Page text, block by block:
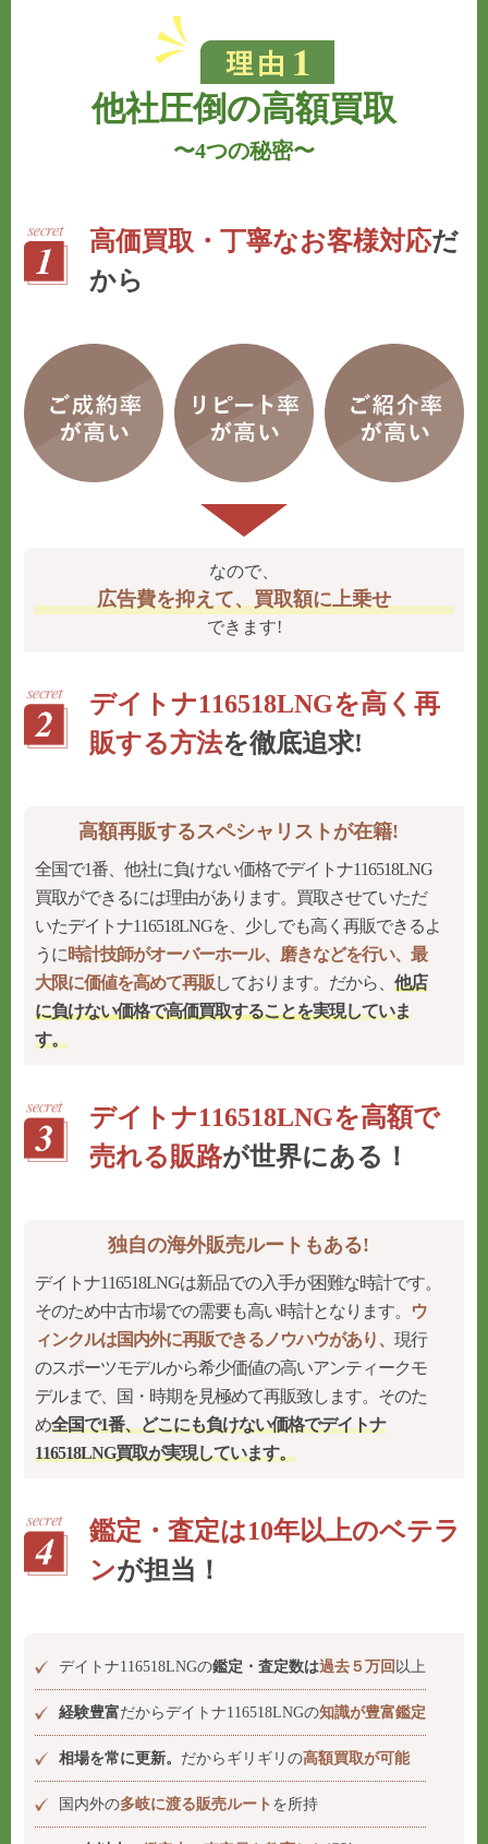
他社圧倒の高額買取
〜4つの秘密〜
高価買取・丁寧なお客様対応だ
から
なので、
広告費を抑えて、買取額に上乗せ
できます!
デイトナ116518LNGを高く再
販する方法を徹底追求!
高額再販するスペシャリストが在籍!
全国で1番、他社に負けない価格でデイトナ116518LNG
買取ができるには理由があります。買取させていただ
いたデイトナ116518LNGを、少しでも高く再販できるよ
うに時計技師がオーバーホール、磨きなどを行い、最
大限に価値を高めて再販しております。だから、他店
に負けない価格で高価買取することを実現していま
す。
デイトナ116518LNGを高額で
売れる販路が世界にある！
独自の海外販売ルートもある!
デイトナ116518LNGは新品での入手が困難な時計です。
そのため中古市場での需要も高い時計となります。 ウ
ィンクルは国内外に再販できるノウハウがあり、現行
のスポーツモデルから希少価値の高いアンティークモ
デルまで、国・時期を見極めて再販致します。そのた
め全国で1番、どこにも負けない価格でデイトナ
116518LNG買取が実現しています。
鑑定・査定は10年以上のベテラ
ンが担当！
デイトナ116518LNGの鑑定・査定数は過去５万回 以上
経験豊富だからデイトナ116518LNGの知識が豊富鑑定
相場を常に更新。 だからギリギリの高額買取が可能
国内外の多岐に渡る販売ルート を所持